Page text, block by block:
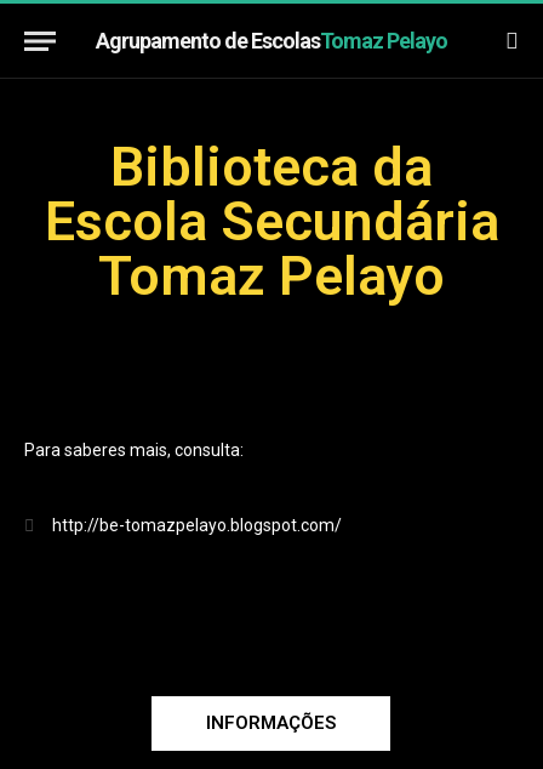
Agrupamento de EscolasTomaz Pelayo
Biblioteca da
Escola Secundária
Tomaz Pelayo
Para saberes mais, consulta:
http://be-tomazpelayo.blogspot.com/
INFORMAÇÕES